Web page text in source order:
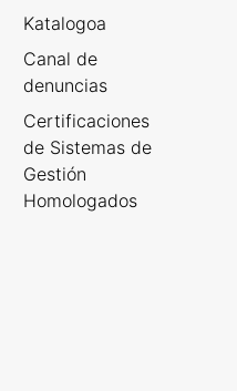
Katalogoa
Canal de
denuncias
Certificaciones
de Sistemas de
Gestión
Homologados